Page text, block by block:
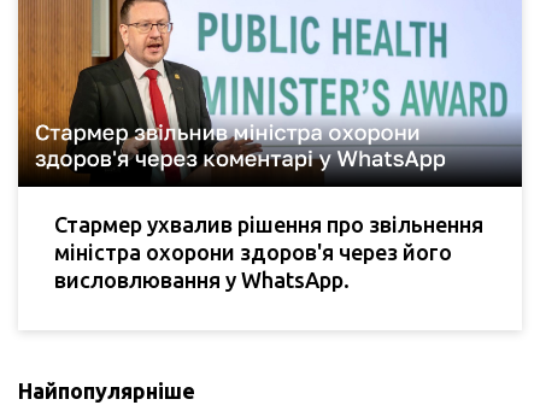
Стармер ухвалив рішення про звільнення
міністра охорони здоров'я через його
висловлювання у WhatsApp.
Найпопулярніше